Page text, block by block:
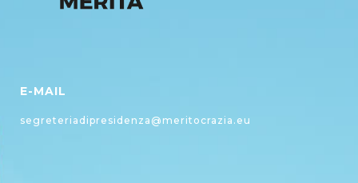
E-MAIL
segreteriadipresidenza@meritocrazia.eu